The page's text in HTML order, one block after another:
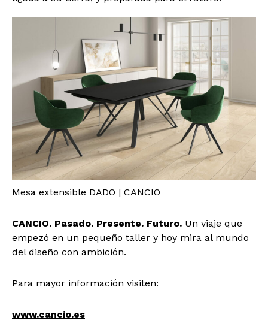
Mesa extensible DADO | CANCIO
CANCIO. Pasado. Presente. Futuro. Un viaje que
empezó en un pequeño taller y hoy mira al mundo
del diseño con ambición.
Para mayor información visiten:
www.cancio.es